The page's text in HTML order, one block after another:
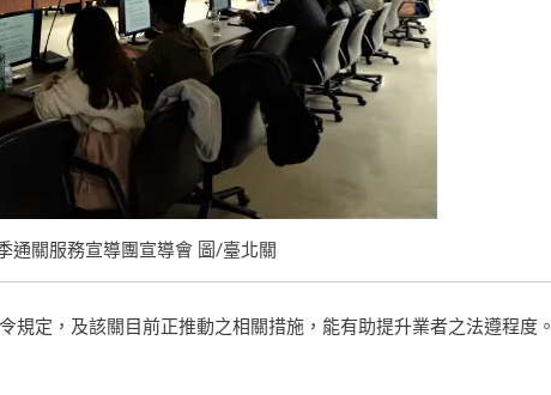
通關服務宣導團宣導會 圖/臺北關
定，及該關目前正推動之相關措施，能有助提升業者之法遵程度。